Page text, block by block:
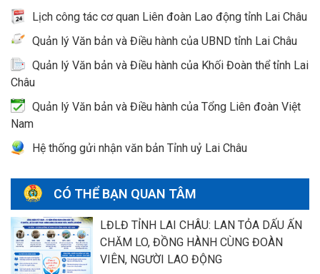
Lịch công tác cơ quan Liên đoàn Lao động tỉnh Lai Châu
Quản lý Văn bản và Điều hành của UBND tỉnh Lai Châu
Quản lý Văn bản và Điều hành của Khối Đoàn thể tỉnh Lai
Châu
Quản lý Văn bản và Điều hành của Tổng Liên đoàn Việt
Nam
Hệ thống gửi nhận văn bản Tỉnh uỷ Lai Châu
CÓ THỂ BẠN QUAN TÂM
LĐLĐ TỈNH LAI CHÂU: LAN TỎA DẤU ẤN
CHĂM LO, ĐỒNG HÀNH CÙNG ĐOÀN
VIÊN, NGƯỜI LAO ĐỘNG